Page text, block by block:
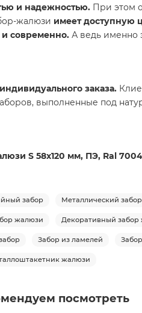
и надежностью. При этом
жалюзи имеет доступную
и современно. А ведь именно
заказа.
выполненные под
S 58х120 мм, ПЭ, Ral
забор Металлический
жалюзи Декоративный забор
Забор из ламелей
жалюзи
посмотреть